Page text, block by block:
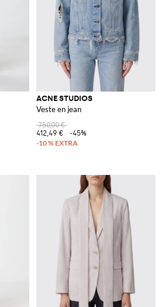
ACNE STUDIOS
Veste en jean
750,00 €
412,49 €
-45%